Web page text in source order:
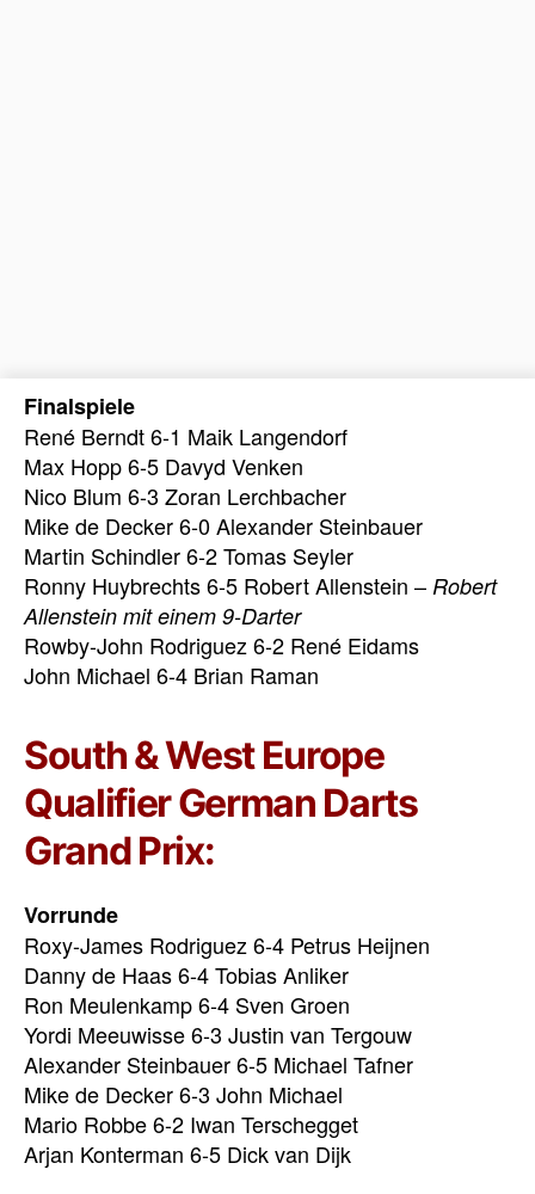
Finalspiele
René Berndt 6-1 Maik Langendorf
Max Hopp 6-5 Davyd Venken
Nico Blum 6-3 Zoran Lerchbacher
Mike de Decker 6-0 Alexander Steinbauer
Martin Schindler 6-2 Tomas Seyler
Ronny Huybrechts 6-5 Robert Allenstein – Robert
Allenstein mit einem 9-Darter
Rowby-John Rodriguez 6-2 René Eidams
John Michael 6-4 Brian Raman
South & West Europe
Qualifier German Darts
Grand Prix:
Vorrunde
Roxy-James Rodriguez 6-4 Petrus Heijnen
Danny de Haas 6-4 Tobias Anliker
Ron Meulenkamp 6-4 Sven Groen
Yordi Meeuwisse 6-3 Justin van Tergouw
Alexander Steinbauer 6-5 Michael Tafner
Mike de Decker 6-3 John Michael
Mario Robbe 6-2 Iwan Terschegget
Arjan Konterman 6-5 Dick van Dijk